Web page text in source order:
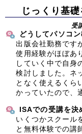
じっくり基
受
どうしてパソコ
出版会社勤務で
使用経験がほぼあ
していく中で自身
検討しました。ネ
となく使えるくら
かっていたので、
ISAでの受講を決
いくつかスクール
と無料体験での講